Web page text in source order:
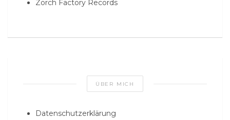
Zorch Factory Records
ÜBER MICH
Datenschutzerklärung